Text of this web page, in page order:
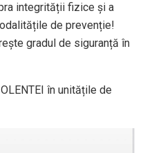
integrității fizice și a
de prevenție!
gradul de siguranță în
în unitățile de